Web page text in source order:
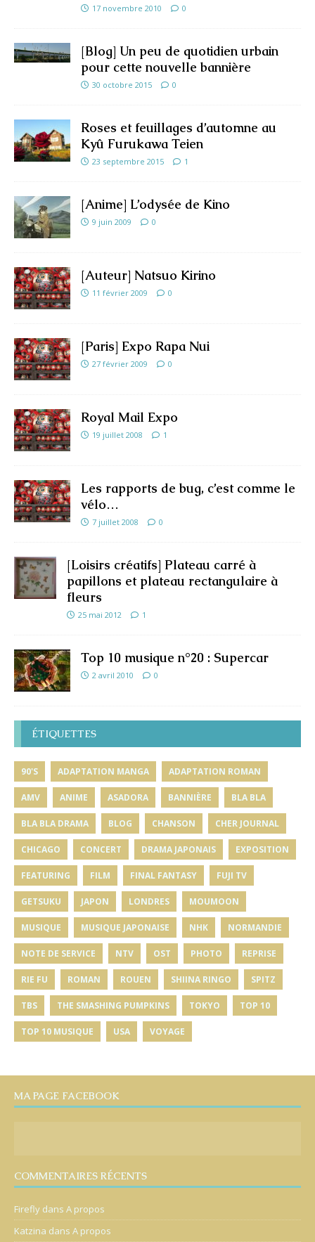
17 novembre 2010 0
[Blog] Un peu de quotidien urbain
pour cette nouvelle bannière
30 octobre 2015 0
Roses et feuillages d’automne au
Kyû Furukawa Teien
23 septembre 2015 1
[Anime] L’odysée de Kino
9 juin 2009 0
[Auteur] Natsuo Kirino
11 février 2009 0
[Paris] Expo Rapa Nui
27 février 2009 0
Royal Mail Expo
19 juillet 2008 1
Les rapports de bug, c’est comme le
vélo…
7 juillet 2008 0
[Loisirs créatifs] Plateau carré à
papillons et plateau rectangulaire à
fleurs
25 mai 2012 1
Top 10 musique n°20 : Supercar
2 avril 2010 0
ÉTIQUETTES
90'S ADAPTATION MANGA ADAPTATION ROMAN
AMV ANIME ASADORA BANNIÈRE BLA BLA
BLA BLA DRAMA BLOG CHANSON CHER JOURNAL
CHICAGO CONCERT DRAMA JAPONAIS EXPOSITION
FEATURING FILM FINAL FANTASY FUJI TV
GETSUKU JAPON LONDRES MOUMOON
MUSIQUE MUSIQUE JAPONAISE NHK NORMANDIE
NOTE DE SERVICE NTV OST PHOTO REPRISE
RIE FU ROMAN ROUEN SHIINA RINGO SPITZ
TBS THE SMASHING PUMPKINS TOKYO TOP 10
TOP 10 MUSIQUE USA VOYAGE
MA PAGE FACEBOOK
COMMENTAIRES RÉCENTS
Firefly dans A propos
Katzina dans A propos